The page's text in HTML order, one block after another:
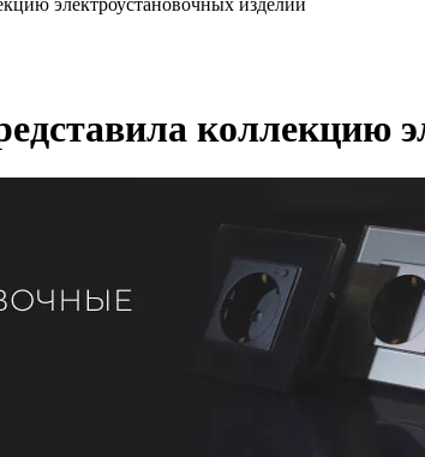
электроустановочных изделий
коллекцию